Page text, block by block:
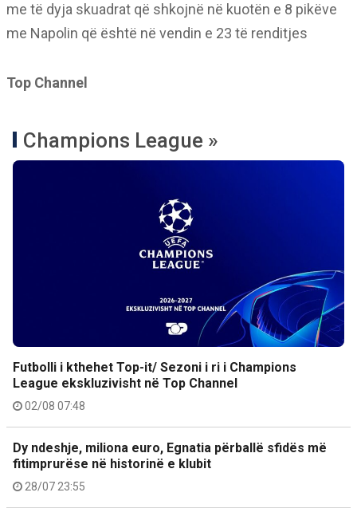
me të dyja skuadrat që shkojnë në kuotën e 8 pikëve
me Napolin që është në vendin e 23 të renditjes
Top Channel
Champions League »
Futbolli i kthehet Top-it/ Sezoni i ri i Champions
League ekskluzivisht në Top Channel
02/08 07:48
Dy ndeshje, miliona euro, Egnatia përballë sfidës më
fitimprurëse në historinë e klubit
28/07 23:55